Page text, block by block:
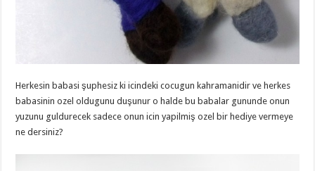
Herkesin babasi şuphesiz ki icindeki cocugun kahramanidir ve herkes
babasinin ozel oldugunu duşunur o halde bu babalar gununde onun
yuzunu guldurecek sadece onun icin yapilmiş ozel bir hediye vermeye
ne dersiniz?